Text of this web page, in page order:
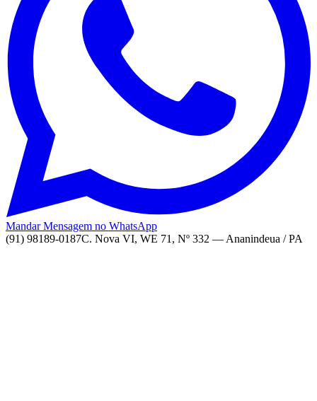
Mandar Mensagem no WhatsApp
(91) 98189-0187C. Nova VI, WE 71, Nº 332 — Ananindeua / PA